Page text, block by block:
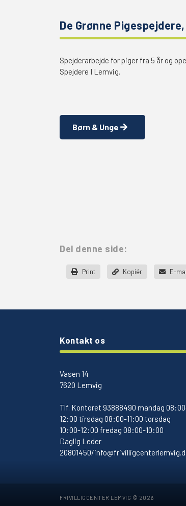
De Grønne
Spejderarbejde for piger fra 5 år og
Spejdere I Lemvig.
Børn & Unge
Del denne side:
Print Kopiér E-
Kontakt os
Vasen 14
7620 Lemvig
Tlf. Kontoret 93888490 mandag
12:00 tirsdag 08:00-11:00 torsdag
10:00-12:00 fredag 08:00-10:00
Daglig Leder
20801450/
FRIVILLIGCENTER LEMVIG © 2026